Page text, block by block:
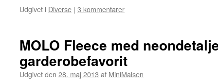
Udgivet i Diverse | 3 kommentarer
MOLO Fleece med
garderobefavorit
Udgivet den 28. maj 2013 af MiniMalsen